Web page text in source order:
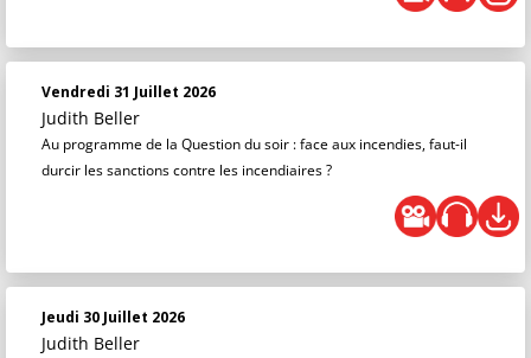
Vendredi 31 Juillet 2026
Judith Beller
Au programme de la Question du soir : face aux incendies, faut-il
durcir les sanctions contre les incendiaires ?
Jeudi 30 Juillet 2026
Judith Beller